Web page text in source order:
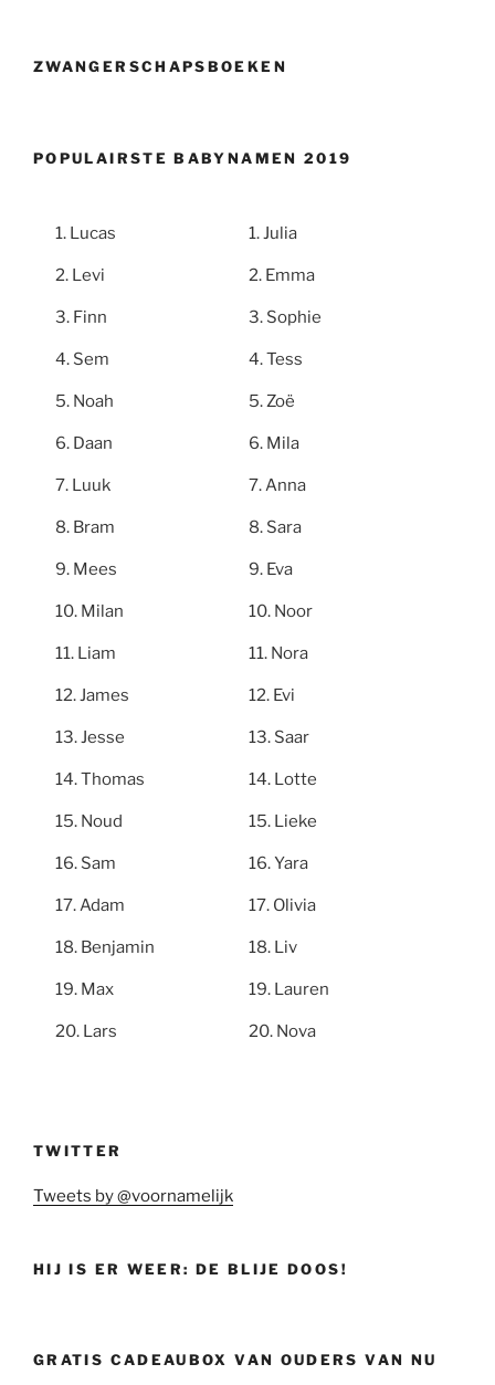
ZWANGERSCHAPSBOEKEN
POPULAIRSTE BABYNAMEN 2019
Lucas
Levi
Finn
Sem
Noah
Daan
Luuk
Bram
Mees
Milan
Liam
James
Jesse
Thomas
Noud
Sam
Adam
Benjamin
Max
Lars
Julia
Emma
Sophie
Tess
Zoë
Mila
Anna
Sara
Eva
Noor
Nora
Evi
Saar
Lotte
Lieke
Yara
Olivia
Liv
Lauren
Nova
TWITTER
Tweets by @voornamelijk
HIJ IS ER WEER: DE BLIJE DOOS!
GRATIS CADEAUBOX VAN OUDERS VAN NU